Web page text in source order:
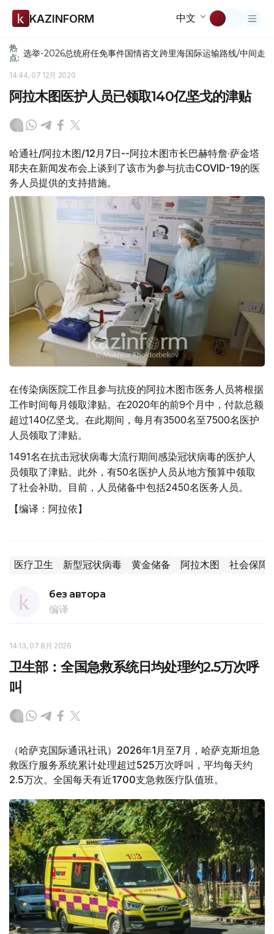
KAZINFORM 中文
热
点: 选举-2026总统府任免事件国情咨文跨里海国际运输路线/中间走廊
14:44, 07 12月 2020
阿拉木图医护人员已领取140亿坚戈的津贴
哈通社/阿拉木图/12月7日--阿拉木图市长巴赫特詹·萨金塔
耶夫在新闻发布会上谈到了该市为参与抗击COVID-19的医
务人员提供的支持措施。
在传染病医院工作且参与抗疫的阿拉木图市医务人员将根据
工作时间每月领取津贴。在2020年的前9个月中，付款总额
超过140亿坚戈。在此期间，每月有3500名至7500名医护
人员领取了津贴。
1491名在抗击冠状病毒大流行期间感染冠状病毒的医护人
员领取了津贴。此外，有50名医护人员从地方预算中领取
了社会补助。目前，人员储备中包括2450名医务人员。
【编译：阿拉依】
医疗卫生 新型冠状病毒 黄金储备 阿拉木图 社会保障
без автора
编译
14:13, 07 8月 2026
卫生部：全国急救系统日均处理约2.5万次呼
叫
（哈萨克国际通讯社讯）2026年1月至7月，哈萨克斯坦急
救医疗服务系统累计处理超过525万次呼叫，平均每天约
2.5万次。全国每天有近1700支急救医疗队值班。